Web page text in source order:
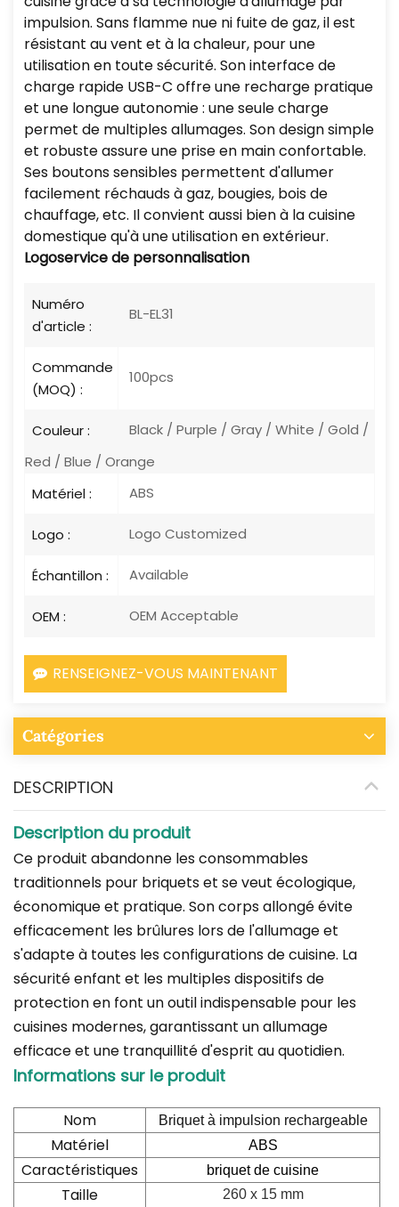
impulsion. Sans flamme nue ni fuite de gaz, il est
résistant au vent et à la chaleur, pour une
utilisation en toute sécurité. Son interface de
charge rapide USB-C offre une recharge pratique
et une longue autonomie : une seule charge
permet de multiples allumages. Son design simple
et robuste assure une prise en main confortable.
Ses boutons sensibles permettent d'allumer
facilement réchauds à gaz, bougies, bois de
chauffage, etc. Il convient aussi bien à la cuisine
domestique qu'à une utilisation en extérieur.
Logoservice de personnalisation
Numéro
d'article :
BL-EL31
Commande
(MOQ) :
100pcs
Couleur :
Black / Purple / Gray / White / Gold /
Red / Blue / Orange
Matériel :
ABS
Logo : Logo Customized
Échantillon : Available
OEM : OEM Acceptable
RENSEIGNEZ-VOUS MAINTENANT
Catégories
DESCRIPTION
Description du produit
Ce produit abandonne les consommables
traditionnels pour briquets et se veut écologique,
économique et pratique. Son corps allongé évite
efficacement les brûlures lors de l'allumage et
s'adapte à toutes les configurations de cuisine. La
sécurité enfant et les multiples dispositifs de
protection en font un outil indispensable pour les
cuisines modernes, garantissant un allumage
efficace et une tranquillité d'esprit au quotidien.
Informations sur le produit
Nom Briquet à impulsion rechargeable
Matériel ABS
Caractéristiques briquet de cuisine
Taille 260 x 15 mm